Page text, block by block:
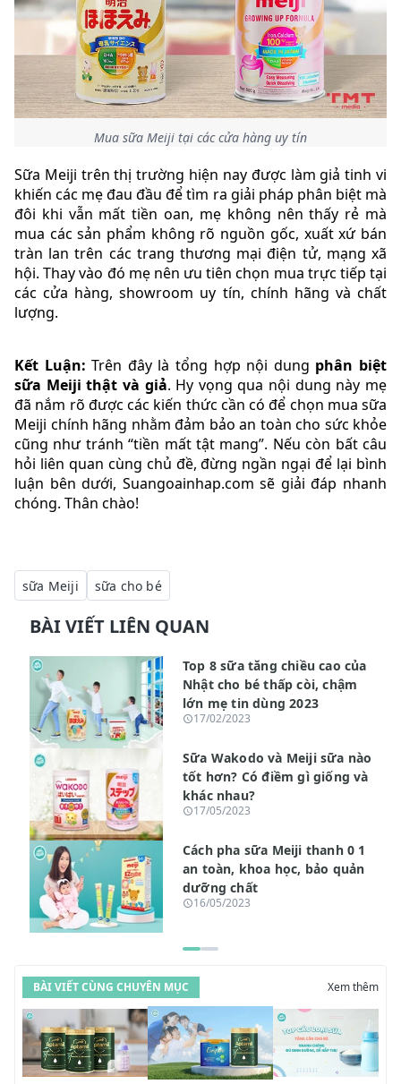
Mua sữa Meiji tại các cửa hàng uy tín
Sữa Meiji trên thị trường hiện nay được làm giả tinh vi
khiến các mẹ đau đầu để tìm ra giải pháp phân biệt mà
đôi khi vẫn mất tiền oan, mẹ không nên thấy rẻ mà
mua các sản phẩm không rõ nguồn gốc, xuất xứ bán
tràn lan trên các trang thương mại điện tử, mạng xã
hội. Thay vào đó mẹ nên ưu tiên chọn mua trực tiếp tại
các cửa hàng, showroom uy tín, chính hãng và chất
lượng.
Kết Luận:Trên đây là tổng hợp nội dung phân biệt
sữa Meiji thật và giả. Hy vọng qua nội dung này mẹ
đã nắm rõ được các kiến thức cần có để chọn mua sữa
Meiji chính hãng nhằm đảm bảo an toàn cho sức khỏe
cũng như tránh “tiền mất tật mang”. Nếu còn bất câu
hỏi liên quan cùng chủ đề, đừng ngần ngại để lại bình
luận bên dưới, Suangoainhap.com sẽ giải đáp nhanh
chóng. Thân chào!
sữa Meiji sữa cho bé
BÀI VIẾT LIÊN QUAN
Top 8 sữa tăng chiều cao của
Nhật cho bé thấp còi, chậm
lớn mẹ tin dùng 2023
17/02/2023
Sữa Wakodo và Meiji sữa nào
tốt hơn? Có điềm gì giống và
khác nhau?
17/05/2023
Cách pha sữa Meiji thanh 0 1
an toàn, khoa học, bảo quản
dưỡng chất
16/05/2023
BÀI VIẾT CÙNG CHUYÊN MỤC Xem thêm